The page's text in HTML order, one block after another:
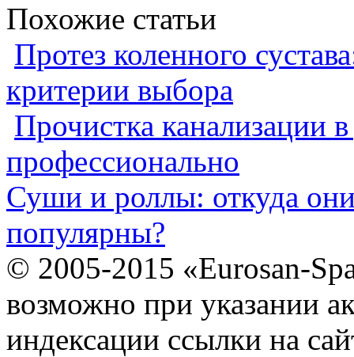
Похожие статьи
Протез коленного
критерии выбора
Прочистка канализации
профессионально
Суши и роллы: откуда
популярны?
© 2005-2015 «Eurosan-
возможно при указании
индексации ссылки на